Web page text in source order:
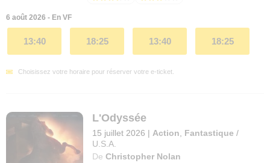
6 août 2026 - En VF
13:40 18:25 13:40 18:25
Choisissez votre horaire pour réserver votre e-ticket.
L'Odyssée
15 juillet 2026 | Action Fantastique /
U.S.A.
De Christopher Nolan